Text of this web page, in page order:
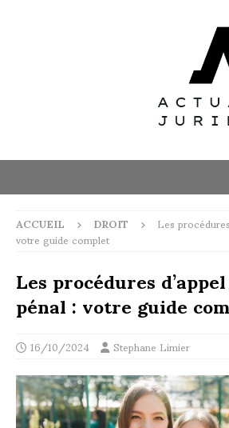
ACCUEIL DROIT Les
votre guide complet
Les procédures
pénal : votre guide
16/10/2024 Stephane Limier